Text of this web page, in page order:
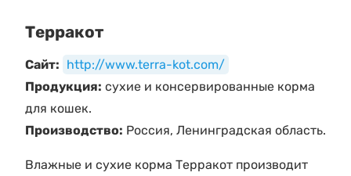
Терракот
Сайт: http://www.terra-kot.com/
Продукция: сухие и консервированные корма
для кошек.
Производство: Россия, Ленинградская область.
Влажные и сухие корма Терракот производит